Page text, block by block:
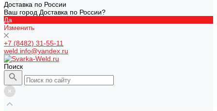
Доставка по России
Ваш город Доставка по России?
Да
Изменить
+7 (8482) 31-55-11
weld.info@yandex.ru
Поиск